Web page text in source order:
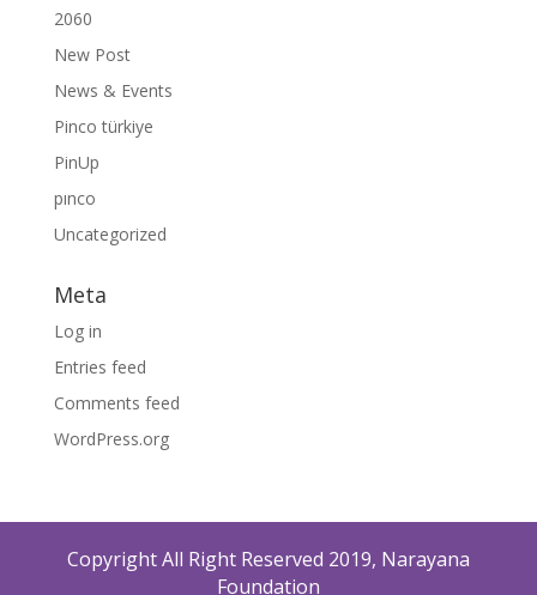
2060
New Post
News & Events
Pinco türkiye
PinUp
pınco
Uncategorized
Meta
Log in
Entries feed
Comments feed
WordPress.org
Copyright All Right Reserved 2019, Narayana
Foundation